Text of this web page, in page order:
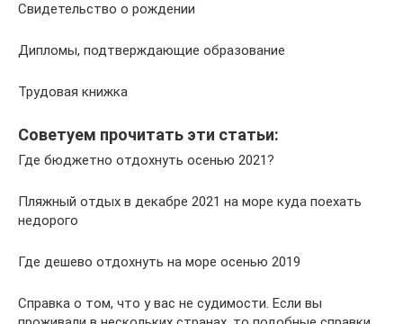
Свидетельство о рождении
Дипломы, подтверждающие образование
Трудовая книжка
Советуем прочитать эти статьи:
Где бюджетно отдохнуть осенью 2021?
Пляжный отдых в декабре 2021 на море куда поехать
недорого
Где дешево отдохнуть на море осенью 2019
Справка о том, что у вас не судимости. Если вы